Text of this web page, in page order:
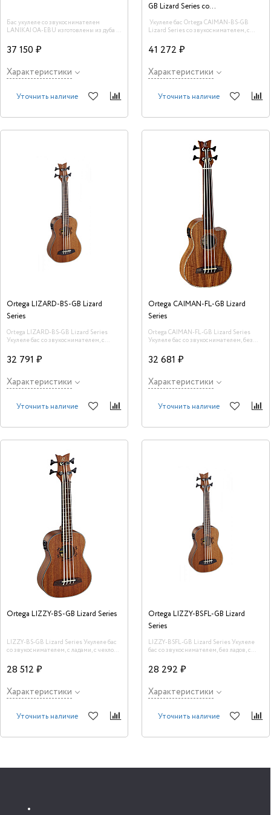
Бас укулеле со звукоснимателем
LANIKAI OA-EBU изготовлены из дуба -
37 150 ₽
Характеристики
Уточнить наличие
GB Lizard Series со
звукоснимателем
Укулеле бас Ortega CAIMAN-BS-GB
Lizard Series со звукоснимателем, с
41 272 ₽
Характеристики
Уточнить наличие
Ortega LIZARD-BS-GB Lizard
Series
Ortega LIZARD-BS-GB Lizard Series
Укулеле бас со звукоснимателем, с
32 791 ₽
Характеристики
Уточнить наличие
Ortega CAIMAN-FL-GB Lizard
Series
Ortega CAIMAN-FL-GB Lizard Series
Укулеле бас со звукоснимателем, без
32 681 ₽
Характеристики
Уточнить наличие
Ortega LIZZY-BS-GB Lizard Series
LIZZY-BS-GB Lizard Series Укулеле бас
со звукоснимателем, с ладами, с чехлом,
28 512 ₽
Характеристики
Уточнить наличие
Ortega LIZZY-BSFL-GB Lizard
Series
LIZZY-BSFL-GB Lizard Series Укулеле
бас со звукоснимателем, без ладов, с
28 292 ₽
Характеристики
Уточнить наличие